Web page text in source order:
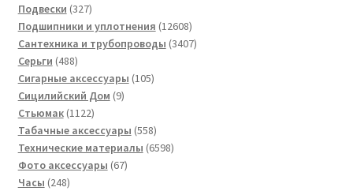
товаров
Подвески 327327
товаров
Подшипники и уплотнения 1260812608
товаров
Сантехника и трубопроводы 34073407
Серьги 488488
товаров
Сигарные аксессуары 105105
Сицилийский Дом 99
Стьюмак 11221122
товара
Табачные аксессуары 558558
товаров
Технические материалы 65986598
Фото аксессуары 6767
Часы 248248